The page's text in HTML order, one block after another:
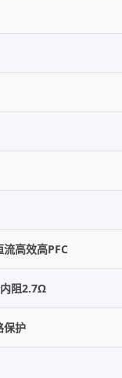
高效高PFC
阻2.7Ω
保护